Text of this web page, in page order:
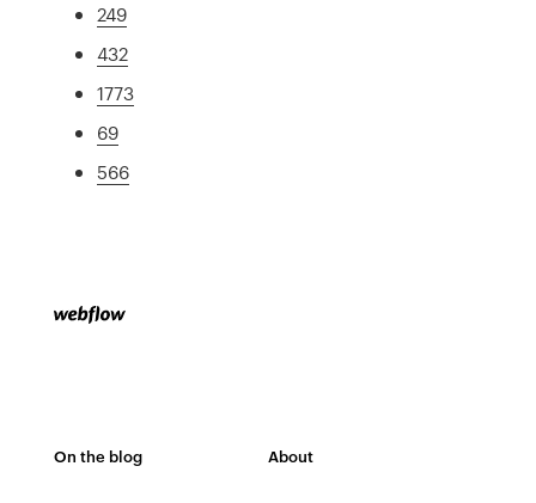
249
432
1773
69
566
On the blog About